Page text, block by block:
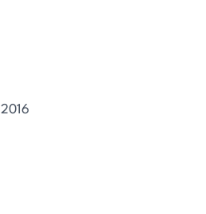
2016